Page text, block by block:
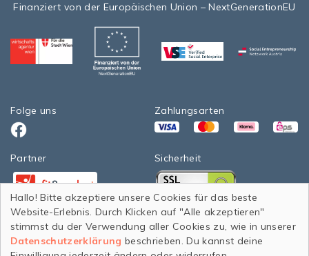
Finanziert von der Europäischen Union – NextGenerationEU
Folge uns
Facebook
Partner
StadtWien Wiener Wohnen 2020
Zahlungsarten
VISA
MastercardKlarna eps>
Sicherheit
Facebook
Hallo! Bitte akzeptiere unsere Cookies für das beste
Website-Erlebnis. Durch Klicken auf "Alle akzeptieren"
stimmst du der Verwendung aller Cookies zu, wie in unserer
Datenschutzerklärung beschrieben. Du kannst deine